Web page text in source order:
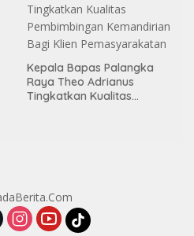
Kepala Bapas Palangka
Raya Theo Adrianus
Tingkatkan Kualitas